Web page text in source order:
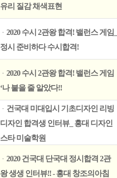
유리 질감 채색표현
ㆍ 2020 수시 2관왕 합격! 밸런스 게임_
정시 준비하다 수시합격!
ㆍ 2020 수시 2관왕 합격! 밸런스 게임
‘나 붙을 줄 알았다!!
ㆍ 건국대 미대입시 기초디자인 리빙
디자인 합격생 인터뷰_ 홍대 디자인
스타 미술학원
ㆍ 2020 건국대 단국대 정시합격 2관
왕 생생 인터뷰!! - 홍대 창조의아침